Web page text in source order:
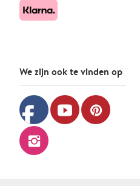
We zijn ook te vinden op
facebook youtube pinterest
instagram